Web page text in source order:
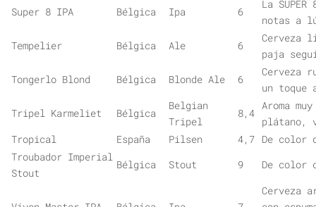
Super 8 IPA
Bélgica Ipa 6
La
notas a
Tempelier
Bélgica Ale 6
Cerveza
paja
Tongerlo Blond
Bélgica Blonde Ale 6
Cerveza
un toque
Tripel Karmeliet
Bélgica
Belgian
Tripel
8,4
Aroma
plátano,
Tropical
España Pilsen 4,7 De color
Troubador Imperial
Stout
Bélgica Stout 9 De color
Cerveza